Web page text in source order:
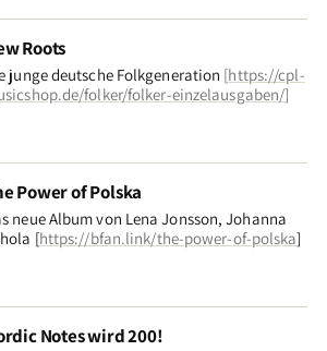
Roots
junge deutsche Folkgeneration [https://cpl-
folker/folker-einzelausgaben/]
Power of Polska
neue Album von Lena Jonsson, Johanna
[https://bfan.link/the-power-of-polska]
Notes wird 200!